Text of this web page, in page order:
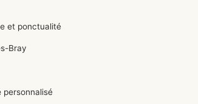
et ponctualité
Bray
personnalisé